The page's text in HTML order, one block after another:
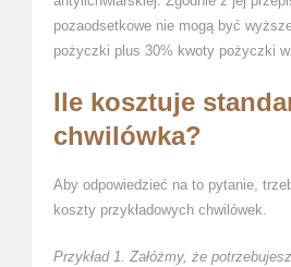
pozaodsetkowe nie mogą być
pożyczki plus 30% kwoty pożyczki
Ile kosztuje
chwilówka?
Aby odpowiedzieć na to pytanie,
koszty przykładowych chwilówek.
Przykład 1. Załóżmy, że